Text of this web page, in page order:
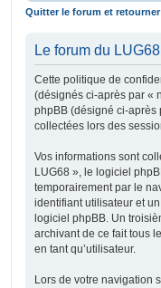
Quitter le forum et
Le forum du
Cette politique de
(désignés ci-après par «
phpBB (désigné ci-après
collectées lors des
Vos informations sont
LUG68 », le logiciel
temporairement par le
identifiant utilisateur et
logiciel phpBB. Un
archivant de ce fait tous
en tant qu’utilisateur.
Lors de votre navigation